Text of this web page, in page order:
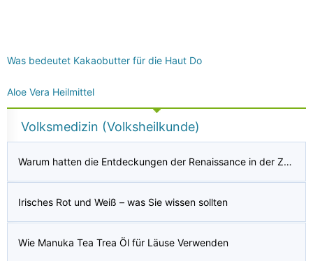
Was bedeutet Kakaobutter für die Haut Do
Aloe Vera Heilmittel
Volksmedizin (Volksheilkunde)
Warum hatten die Entdeckungen der Renaissance in der Zeit zwischen 1500 und 1700 kaum einen praktischen Einfluss auf die medizinische Behandlung?
Irisches Rot und Weiß – was Sie wissen sollten
Wie Manuka Tea Trea Öl für Läuse Verwenden